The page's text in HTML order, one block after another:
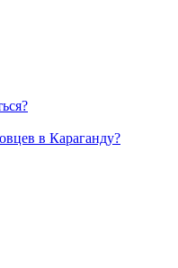
в Караганду?